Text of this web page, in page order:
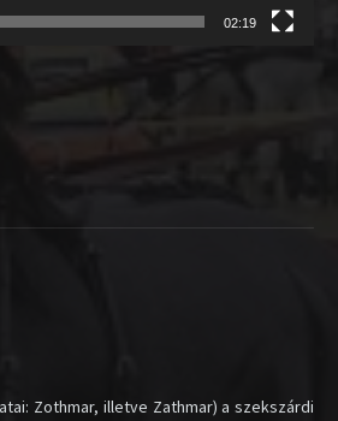
02:19
Zothmar, illetve Zathmar) a szekszárdi